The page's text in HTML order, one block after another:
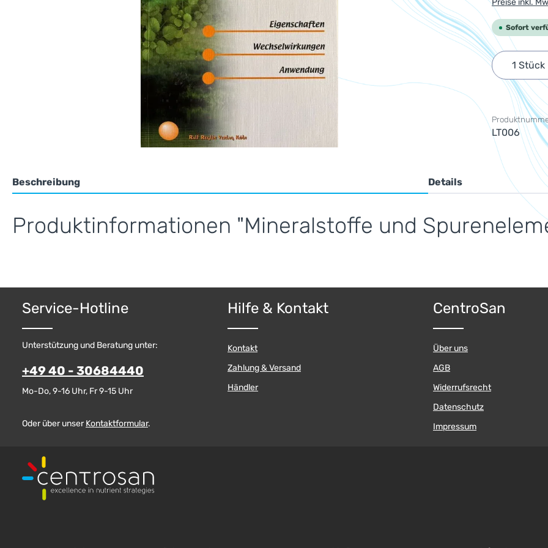
Preise inkl.
Sofort
Produkt
LT006
Beschreibung Details
Produktinformationen "Mineralstoffe und
Service-Hotline
Unterstützung und Beratung unter:
+49 40 - 30684440
Mo-Do, 9-16 Uhr, Fr 9-15 Uhr
Oder über unserKontaktformular.
Hilfe & Kontakt
Kontakt
Zahlung & Versand
Händler
CentroSan
Über uns
AGB
Widerrufsrecht
Datenschutz
Impressum